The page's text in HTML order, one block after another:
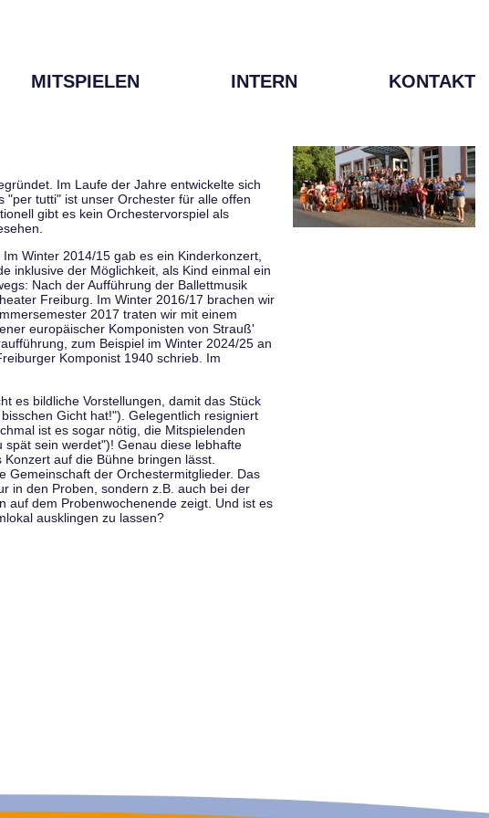
MITSPIELEN INTERN KONTAKT
Im Laufe der Jahre entwickelte sich
tutti" ist unser Orchester für alle offen
gibt es kein Orchestervorspiel als
Winter 2014/15 gab es ein Kinderkonzert,
inklusive der Möglichkeit, als Kind einmal ein
Nach der Aufführung der Ballettmusik
Freiburg. Im Winter 2016/17 brachen wir
2017 traten wir mit einem
europäischer Komponisten von Strauß'
zum Beispiel im Winter 2024/25 an
Komponist 1940 schrieb. Im
es bildliche Vorstellungen, damit das Stück
Gicht hat!"). Gelegentlich resigniert
ist es sogar nötig, die Mitspielenden
sein werdet")! Genau diese lebhafte
auf die Bühne bringen lässt.
Gemeinschaft der Orchestermitglieder. Das
in den Proben, sondern z.B. auch bei der
auf dem Probenwochenende zeigt. Und ist es
ausklingen zu lassen?